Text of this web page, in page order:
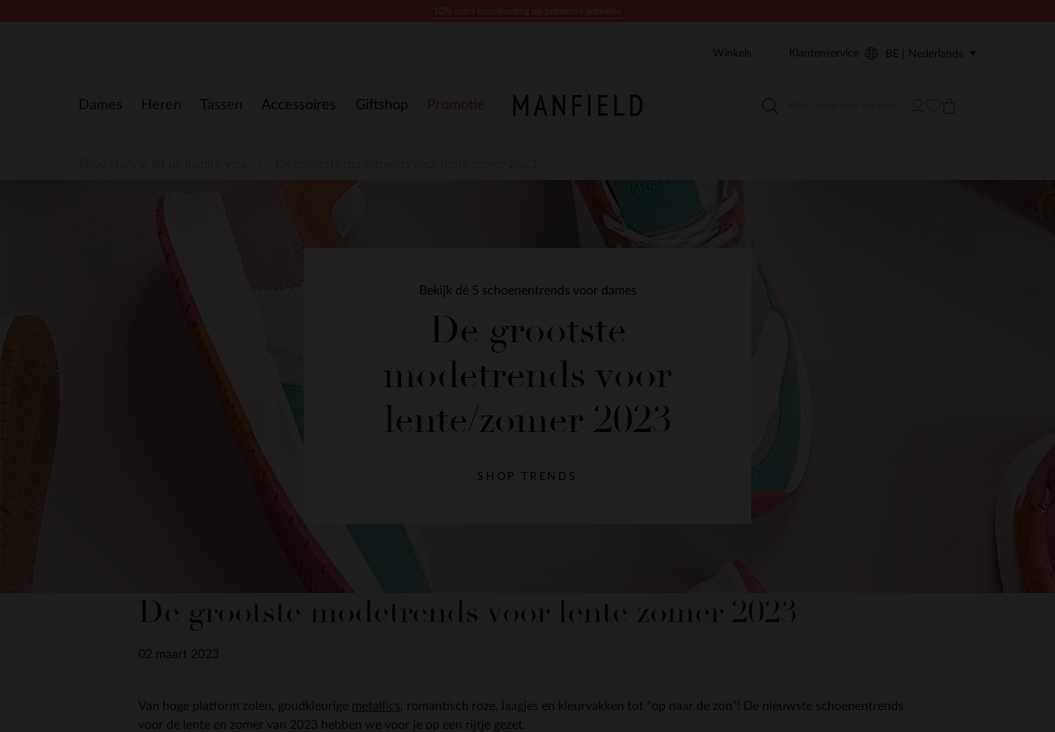
Dames Heren Tassen Accessoires Giftshop Promotie
Winkels Klantenservice BE | Nederlands
De grootste modetrends voor lente zomer 2023
02 maart 2023
Van hoge platform zolen, goudkleurige metallics , romantisch roze, laagjes en kleurvakken tot “op naar de zon”! De nieuwste schoenentrends
voor de lente en zomer van 2023 hebben we voor je op een rijtje gezet.
Bekijk dé 5 schoenentrends voor dames
De grootste
modetrends voor
lente/zomer 2023
SHOP TRENDS